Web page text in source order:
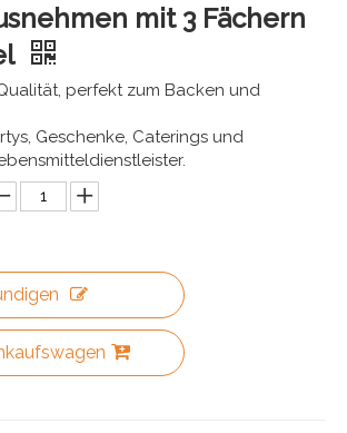
mit 3 Fächern
perfekt zum Backen und
Geschenke, Caterings und